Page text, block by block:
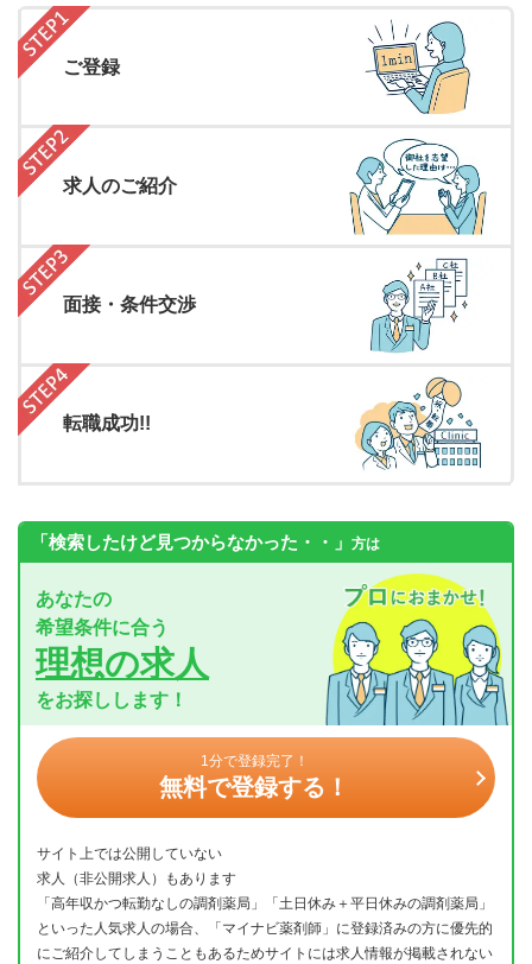
ご登録
求人のご紹介
面接・条件交渉
転職成功!!
「検索したけど見つからなかった・・」 方は
あなたの
希望条件に合う
理想の求人
をお探しします！
1分で登録完了！
無料で登録する！
サイト上では公開していない
求人（非公開求人）もあります
「高年収かつ転勤なしの調剤薬局」「土日休み＋平日休みの調剤薬局」
といった人気求人の場合、「マイナビ薬剤師」に登録済みの方に優先的
にご紹介してしまうこともあるためサイトには求人情報が掲載されない